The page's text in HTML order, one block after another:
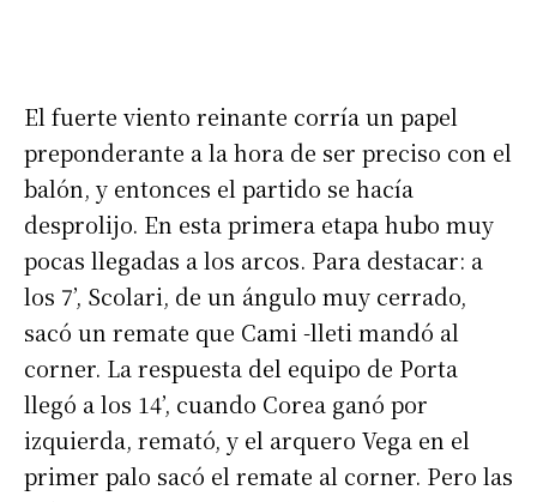
El fuerte viento reinante corría un papel
preponderante a la hora de ser preciso con el
balón, y entonces el partido se hacía
desprolijo. En esta primera etapa hubo muy
pocas llegadas a los arcos. Para destacar: a
los 7’, Scolari, de un ángulo muy cerrado,
sacó un remate que Cami -lleti mandó al
corner. La respuesta del equipo de Porta
llegó a los 14’, cuando Corea ganó por
izquierda, remató, y el arquero Vega en el
primer palo sacó el remate al corner. Pero las